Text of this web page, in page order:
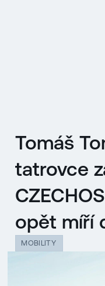
Tomáš
tatrovce
opět míří
MOBILITY